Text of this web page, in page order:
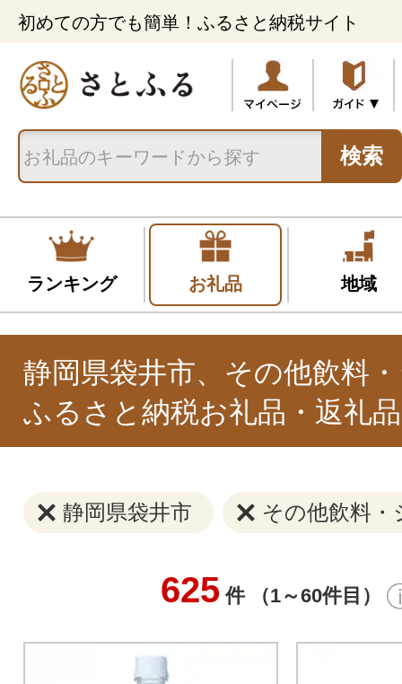
初めての方でも簡単！ふるさと納税サイト
検索
ランキング お礼品 地域
静岡県袋井市、その他飲料
ふるさと納税お礼品・返礼
静岡県袋井市 その他飲料・
625 件 （1～60件目）